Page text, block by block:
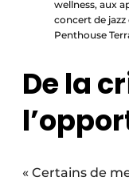
wellness, aux
concert de jazz
Penthouse
De la
« Certains de